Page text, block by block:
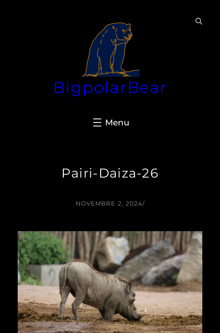
BigpolarBear
Pairi-Daiza-26
NOVEMBRE 2, 2024/